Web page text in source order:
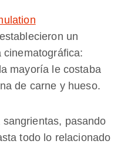
un
cinematográfica:
mayoría le costaba
de carne y hueso.
pasando
todo lo relacionado